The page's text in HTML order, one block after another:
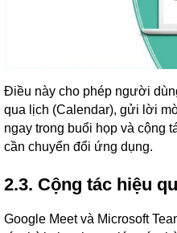
Điều này cho phép người
qua lịch (Calendar), gửi lời
ngay trong buổi họp và cộng
cần chuyển đổi ứng dụng.
2.3. Cộng tác hiệu
Google Meet và Microsoft